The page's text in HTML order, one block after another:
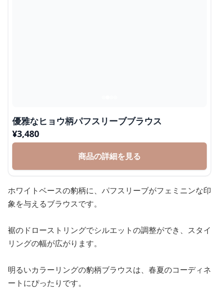
優雅なヒョウ柄パフスリーブブラウス
¥3,480
商品の詳細を見る
ホワイトベースの豹柄に、パフスリーブがフェミニンな印
象を与えるブラウスです。
裾のドローストリングでシルエットの調整ができ、スタイ
リングの幅が広がります。
明るいカラーリングの豹柄ブラウスは、春夏のコーディネ
ートにぴったりです。